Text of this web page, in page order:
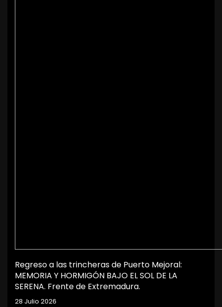
Regreso a las trincheras de Puerto Mejoral:
MEMORIA Y HORMIGÓN BAJO EL SOL DE LA
SERENA. Frente de Extremadura.
28 Julio 2026